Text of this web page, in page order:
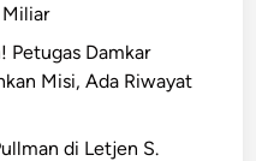
Petugas Damkar
Misi, Ada Riwayat
di Letjen S.